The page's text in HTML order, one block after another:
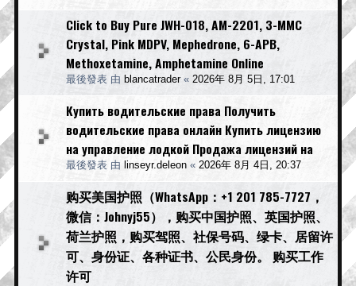
Click to Buy Pure JWH-018, AM-2201, 3-MMC
Crystal, Pink MDPV, Mephedrone, 6-APB,
Methoxetamine, Amphetamine Online
最後發表 由 blancatrader« 2026年 8月 5日, 17:01
Купить водительские права Получить
водительские права онлайн Купить лицензию
на управление лодкой Продажа лицензий на
最後發表 由 linseyr.deleon « 2026年 8月 4日, 20:37
购买美国护照（WhatsApp：+1 201 785-7727，
微信：Johnyj55），购买中国护照、英国护照、
荷兰护照，购买驾照、社保号码、绿卡、居留许
可、身份证、各种证书、公民身份。 购买工作
许可